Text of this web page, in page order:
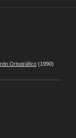
Ortográfico(1990)